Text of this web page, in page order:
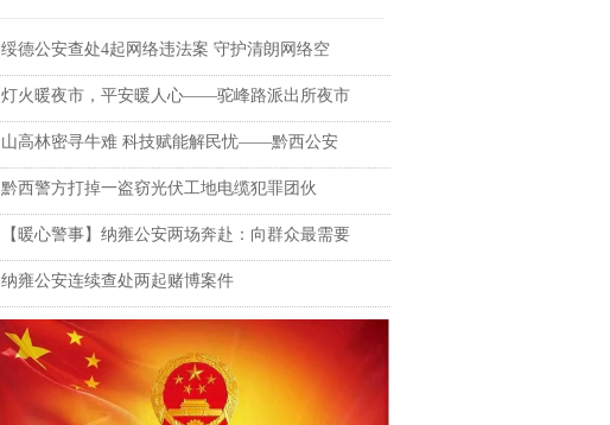
绥德公安查处4起网络违法案 守护清朗网络空
灯火暖夜市，平安暖人心——驼峰路派出所夜市
山高林密寻牛难 科技赋能解民忧——黔西公安
黔西警方打掉一盗窃光伏工地电缆犯罪团伙
【暖心警事】纳雍公安两场奔赴：向群众最需要
纳雍公安连续查处两起赌博案件